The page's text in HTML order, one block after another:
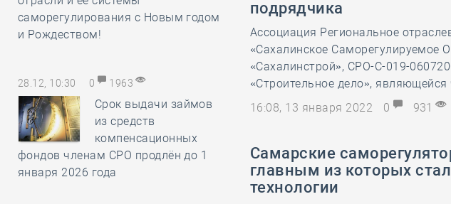
саморегулирования с Новым годом
и Рождеством!
28.12, 10:30 0 1963
Срок выдачи займов
из средств
компенсационных
фондов членам СРО продлён до 1
января 2026 года
подрядчика
Ассоциация Региональное
«Сахалинское Саморегулируемое
«Сахалинстрой», СРО-С-019-
«Строительное дело»,
16:08, 13 января 2022
0 931
Самарские
главным из которых
технологии